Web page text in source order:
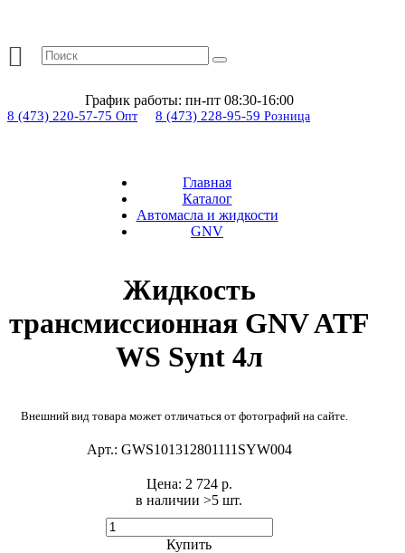
График работы: пн-пт 08:30-16:00
8 (473) 220-57-75 Опт 8 (473) 228-95-59 Розница
Главная
Каталог
Автомасла и жидкости
GNV
Жидкость
трансмиссионная GNV ATF
WS Synt 4л
Внешний вид товара может отличаться от фотографий на сайте.
Арт.: GWS101312801111SYW004
в наличии >5 шт. ​
Цена: 2 724 р.
Купить